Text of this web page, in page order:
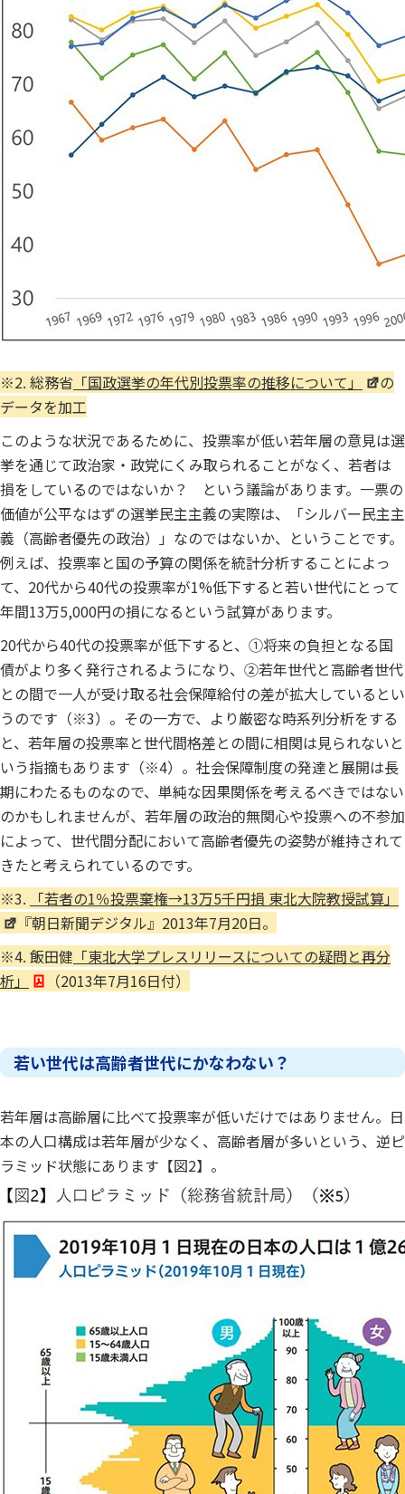
※2. 総務省 「国政選挙の年代別投票率の推移について」
の
データを加工
このような状況であるために、投票率が低い若年層の意見は選
挙を通じて政治家・政党にくみ取られることがなく、若者は
損をしているのではないか？ という議論があります。一票の
価値が公平なはずの選挙民主主義の実際は、「シルバー民主主
義（高齢者優先の政治）」なのではないか、ということです。
例えば、投票率と国の予算の関係を統計分析することによっ
て、20代から40代の投票率が1%低下すると若い世代にとって
年間13万5,000円の損になるという試算があります。
20代から40代の投票率が低下すると、①将来の負担となる国
債がより多く発行されるようになり、②若年世代と高齢者世代
との間で一人が受け取る社会保障給付の差が拡大しているとい
うのです（※3）。その一方で、より厳密な時系列分析をする
と、若年層の投票率と世代間格差との間に相関は見られないと
いう指摘もあります（※4）。社会保障制度の発達と展開は長
期にわたるものなので、単純な因果関係を考えるべきではない
のかもしれませんが、若年層の政治的無関心や投票への不参加
によって、世代間分配において高齢者優先の姿勢が維持されて
きたと考えられているのです。
※3.
「若者の1％投票棄権→13万5千円損 東北大院教授試算」
『朝日新聞デジタル』2013年7月20日。
※4. 飯田健 「東北大学プレスリリースについての疑問と再分
析」
（2013年7月16日付）
若い世代は高齢者世代にかなわない？
若年層は高齢層に比べて投票率が低いだけではありません。日
本の人口構成は若年層が少なく、高齢者層が多いという、逆ピ
ラミッド状態にあります【図2】。